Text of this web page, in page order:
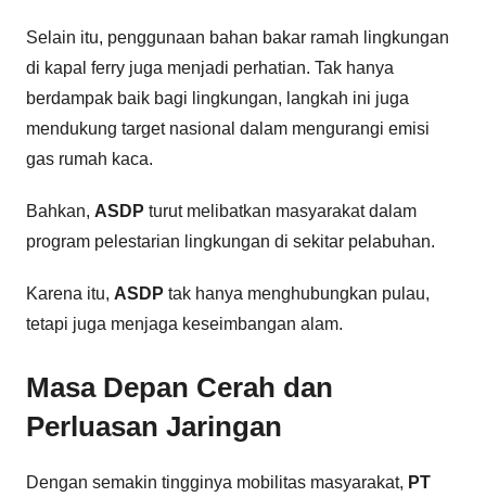
Selain itu, penggunaan bahan bakar ramah lingkungan
di kapal ferry juga menjadi perhatian. Tak hanya
berdampak baik bagi lingkungan, langkah ini juga
mendukung target nasional dalam mengurangi emisi
gas rumah kaca.
Bahkan, ASDP turut melibatkan masyarakat dalam
program pelestarian lingkungan di sekitar pelabuhan.
Karena itu, ASDP tak hanya menghubungkan pulau,
tetapi juga menjaga keseimbangan alam.
Masa Depan Cerah dan
Perluasan Jaringan
Dengan semakin tingginya mobilitas masyarakat, PT